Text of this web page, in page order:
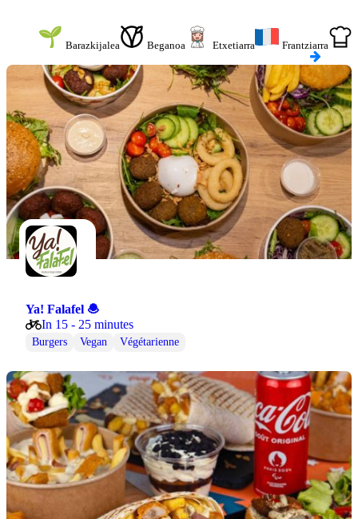
Barazkijalea Beganoa Etxetiarra Frantziarra
Ya! Falafel 🧆
In 15 - 25 minutes
Burgers Vegan Végétarienne